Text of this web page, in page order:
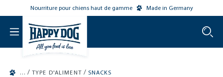
main contentNourriture pour chiens haut de gamme Made in Germany
/ TYPE D'ALIMENT / SNACKS